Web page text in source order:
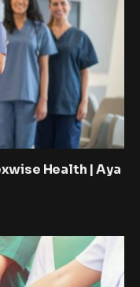
Health | Aya